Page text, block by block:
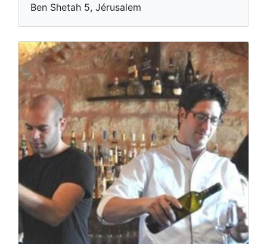
Ben Shetah 5, Jérusalem